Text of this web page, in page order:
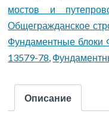
мостов и
Общегражданское
Фундаментные
13579-78,
Описание